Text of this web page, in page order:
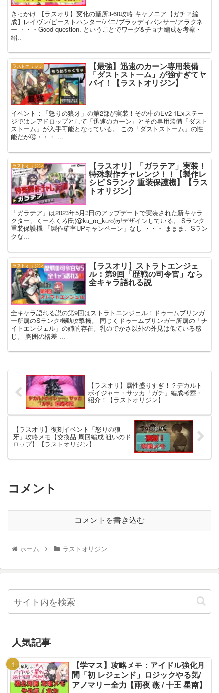
きっかけ 【ラスオリ】変化の聖所3-60攻略 キャノニア【ガチ？編
成】レイヴン/ビーストハンター/パニ/ブラッディパンサー/アラクネ
ー ・・・Good question. ということでワーグ&チョナ編成を考察・
紹...
ラストオリジン 【最強】迅速のカーン専用装備
「ダストストーム」が強すぎてヤ
バイ！【ラストオリジン】
イベント：「怒りの狼牙」の第2部が実装！その中のEv2-1Exステー
ジではレアドロップとして「迅速のカーン」とその専用装備「ダスト
ストーム」が入手可能となっている。 この「ダストストーム」の性
能だが🤔・・・ ...
ラストオリジン 【ラスオリ】「ガラテア」実装！
特殊製作チャレンジ！！【製作レ
シピ Sランク 重装保護機】【ラス
トオリジン】
「ガラテア」は2023年5月3日のアップデートで実装された新キャラ
クター。くーろくろ氏(@ku_ro_kuro)がデザインしている。 Sランク
重装保護機 「製作確率UPキャンペーン」なし ・・・ ままま、Sラン
クな...
ラストオリジン 【ラスオリ】ストラトエンジェ
ル：第9回「歴戦の司令官」なら
全キャラ語れる説
全キャラ語れる説の第9回はストラトエンジェル！ドゥームブリンガ
ー所属のSランク機動攻撃機。 同じくドゥームブリンガー所属の「ナ
イトエンジェル」の姉的存在。乳のでかさ以外の外見は似ている感
じ。 胸囲の格差 ...
【ラスオリ】属性盛りすぎ！？デカルト
ボイジャー・サッカ「ガチ」編成考察・
紹介！【ラストオリジン】
【ラスオリ】復刻イベント「怒りの狼
牙」攻略メモ【交換品 周回編成 狙いのド
ロップ】【ラストオリジン】
コメント
コメントを書き込む
ホーム ラストオリジン
人気記事
【学マス】攻略メモ：アイドル強化月
間「初 レジェンド」ロジックやる気/
アノマリー全力【雨夜 燕 / 十王 星南】